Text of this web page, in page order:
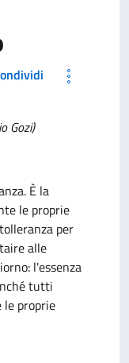
Gozi)
È la
le proprie
per
alle
l'essenza
tutti
le proprie